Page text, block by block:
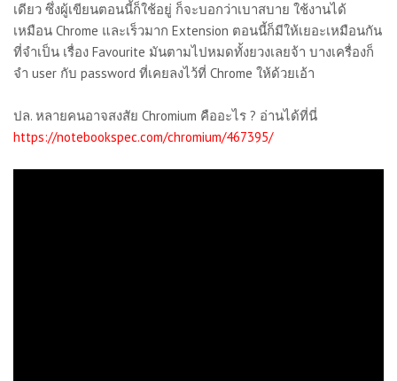
เดียว ซึ่งผู้เขียนตอนนี้ก็ใช้อยู่ ก็จะบอกว่าเบาสบาย ใช้งานได้
เหมือน Chrome และเร็วมาก Extension ตอนนี้ก็มีให้เยอะเหมือนกัน
ที่จำเป็น เรื่อง Favourite มันตามไปหมดทั้งยวงเลยจ้า บางเครื่องก็
จำ user กับ password ที่เคยลงไว้ที่ Chrome ให้ด้วยเอ้า
ปล. หลายคนอาจสงสัย Chromium คืออะไร ? อ่านได้ที่นี่
https://notebookspec.com/chromium/467395/